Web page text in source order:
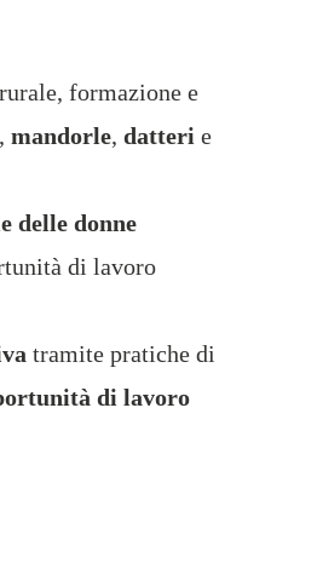
formazione e
, mandorle, datteri e
delle donne
di lavoro
tramite pratiche di
di lavoro